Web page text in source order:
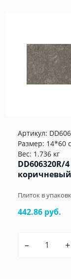
Артикул:
Размер: 14*60
Вес: 1.736 кг
DD606320R/
Плиток в
442.86 руб.
– +